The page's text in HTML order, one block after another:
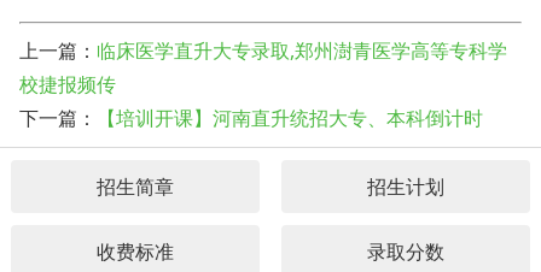
上一篇： 临床医学直升大专录取,郑州澍青医学高等专科学
校捷报频传
下一篇：
【培训开课】河南直升统招大专、本科倒计时
招生简章 招生计划
收费标准 录取分数